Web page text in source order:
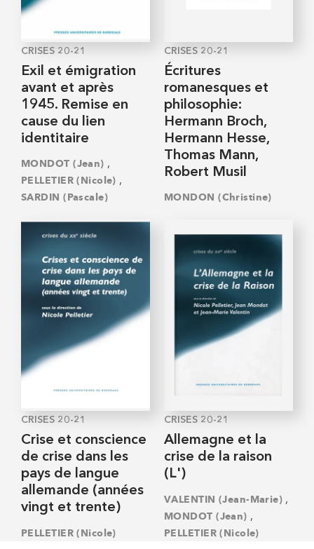
CRISES 20-21
Exil et émigration
avant et après
1945. Remise en
cause du lien
identitaire
MONDOT (Jean) ,
PELLETIER (Nicole) ,
SARDIN (Pascale)
CRISES 20-21
Écritures
romanesques et
philosophie:
Hermann Broch,
Hermann Hesse,
Thomas Mann,
Robert Musil
MONDON (Christine)
CRISES 20-21
Crise et conscience
de crise dans les
pays de langue
allemande (années
vingt et trente)
PELLETIER (Nicole)
CRISES 20-21
Allemagne et la
crise de la raison
(L')
VALENTIN (Jean-Marie) ,
MONDOT (Jean) ,
PELLETIER (Nicole)